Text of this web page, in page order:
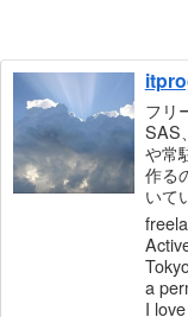
フリ
SAS
や常
作る
いて
a
I